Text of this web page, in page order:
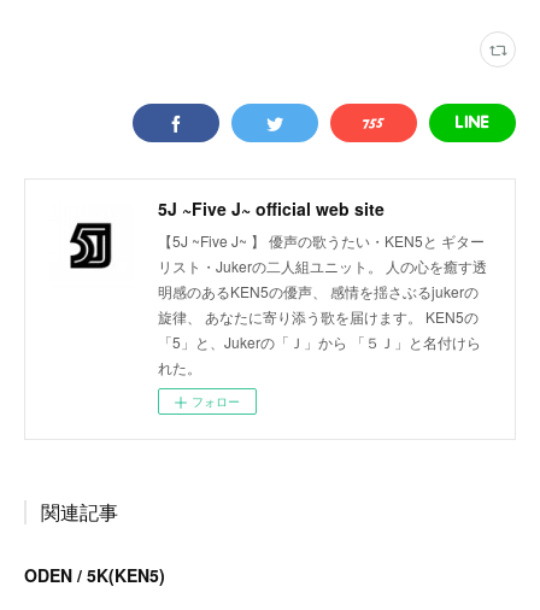
5J ~Five J~ official web site
【5J ~Five J~ 】 優声の歌うたい・KEN5と ギター
リスト・Jukerの二人組ユニット。 人の心を癒す透
明感のあるKEN5の優声、 感情を揺さぶるjukerの
旋律、 あなたに寄り添う歌を届けます。 KEN5の
「5」と、Jukerの「Ｊ」から 「５Ｊ」と名付けら
れた。
フォロー
関連記事
ODEN / 5K(KEN5)